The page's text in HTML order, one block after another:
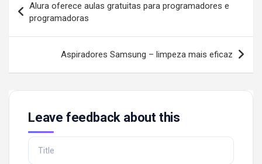
navigation
Alura oferece aulas gratuitas para programadores e
programadoras
Aspiradores Samsung – limpeza mais eficaz
Leave feedback about this